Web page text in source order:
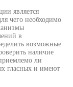
является
чего необходимо
в
возможные
наличие
ли
гласных и имеют